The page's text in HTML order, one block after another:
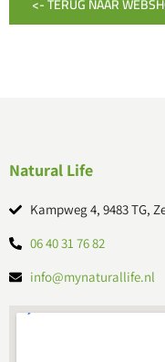
Natural Life
Kampweg 4, 9483 TG,
06 40 31 76 82
info@mynaturallife.nl